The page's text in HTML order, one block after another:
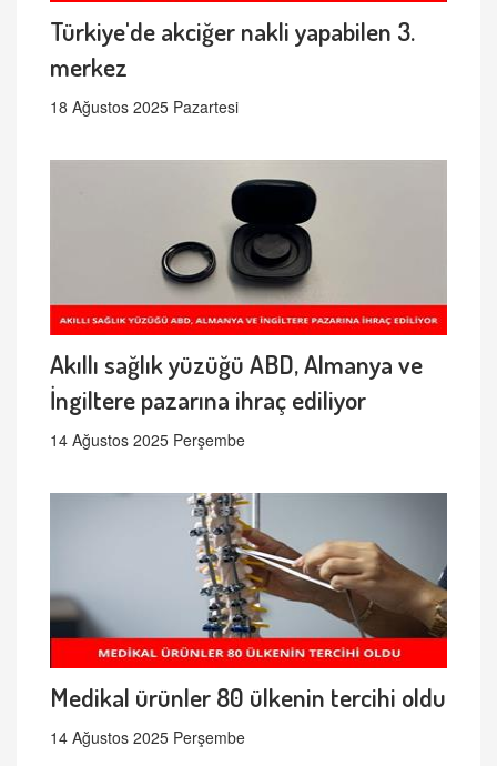
Türkiye'de akciğer nakli yapabilen 3.
merkez
18 Ağustos 2025 Pazartesi
Akıllı sağlık yüzüğü ABD, Almanya ve
İngiltere pazarına ihraç ediliyor
14 Ağustos 2025 Perşembe
Medikal ürünler 80 ülkenin tercihi oldu
14 Ağustos 2025 Perşembe